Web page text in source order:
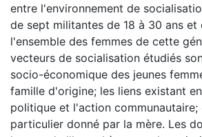
entre l'environnement de
de sept militantes de 18 à 30 ans et
l'ensemble des femmes de cette
vecteurs de socialisation étudiés
socio-économique des jeunes
famille d'origine; les liens existant
politique et l'action communautaire;
particulier donné par la mère. Les